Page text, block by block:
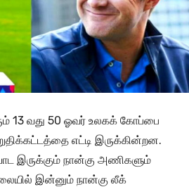
13 வது 50 ஓவர் உலகக் கோப்பை
எட்டி இருக்கின்றன.
இருக்கும் நான்கு அணிகளும்
இன்னும் நான்கு லீக்